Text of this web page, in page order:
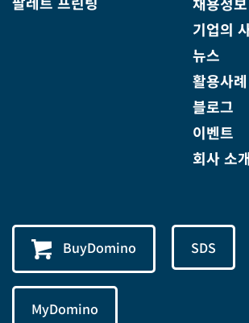
기업의
뉴스
활용사례
블로그
이벤트
회사 소개
BuyDomino SDS
MyDomino